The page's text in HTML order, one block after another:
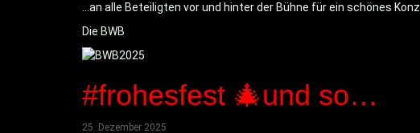
...an alle Beteiligten vor und hinter der Bühne für ein schönes
Die BWB
#frohesfest 🎄und so…
25. Dezember 2025